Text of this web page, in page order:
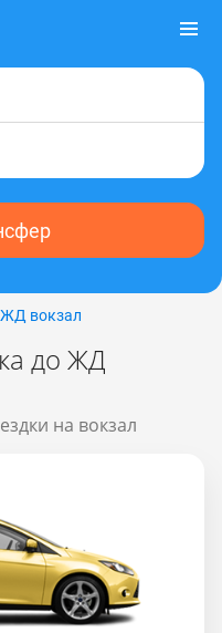
вокзал
до ЖД
на вокзал